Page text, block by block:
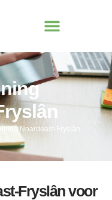
Noardeast-Fryslân
Fryslân voor